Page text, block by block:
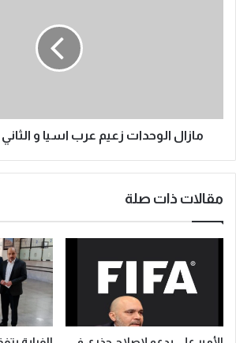
مازال الوحدات زعيم عرب اسيا و الثاني عربيا
مقالات ذات صلة